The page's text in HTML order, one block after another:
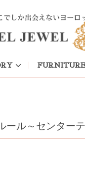
FURNITURE
ール～センター